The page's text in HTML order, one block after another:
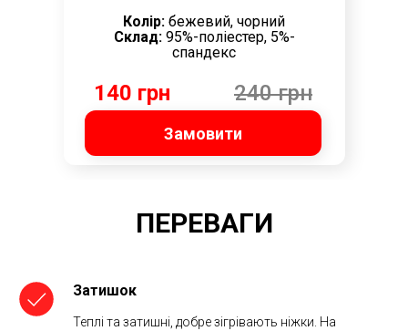
240 грн
140 грн
Колір: бежевий, чорний
Склад:95%-поліестер, 5%-
спандекс
Замовити
ПЕРЕВАГИ
Затишок
Теплі та затишні, добре зігрівають ніжки. На